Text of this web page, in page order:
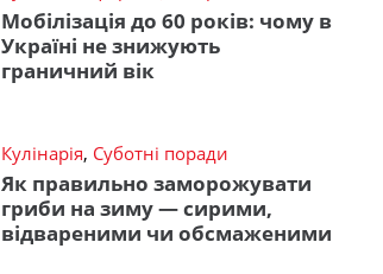
Мобілізація до 60 років: чому в
Україні не знижують
граничний вік
Кулінарія, Суботні поради
Як правильно заморожувати
гриби на зиму — сирими,
відвареними чи обсмаженими